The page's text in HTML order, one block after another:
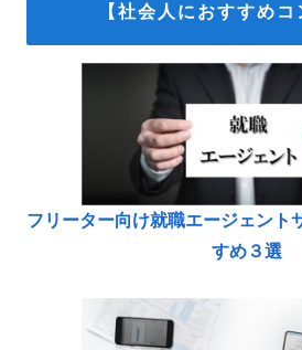
【社会人におすすめコ
フリーター向け就職エージェント
すめ３選